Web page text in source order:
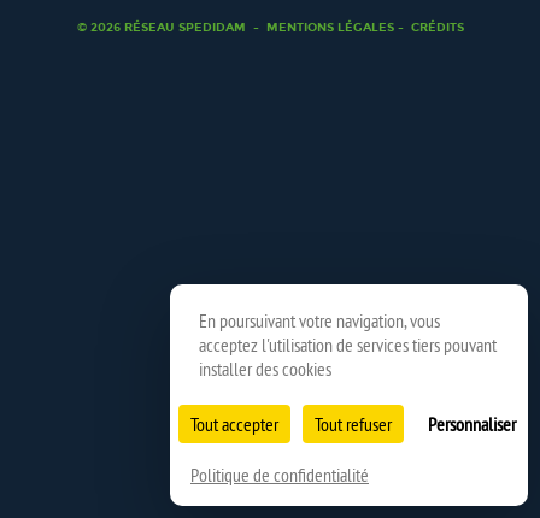
© 2026 RÉSEAU SPEDIDAM MENTIONS LÉGALES CRÉDITS
En poursuivant votre navigation, vous
acceptez l'utilisation de services tiers pouvant
installer des cookies
Tout accepter Tout refuser Personnaliser
Politique de confidentialité